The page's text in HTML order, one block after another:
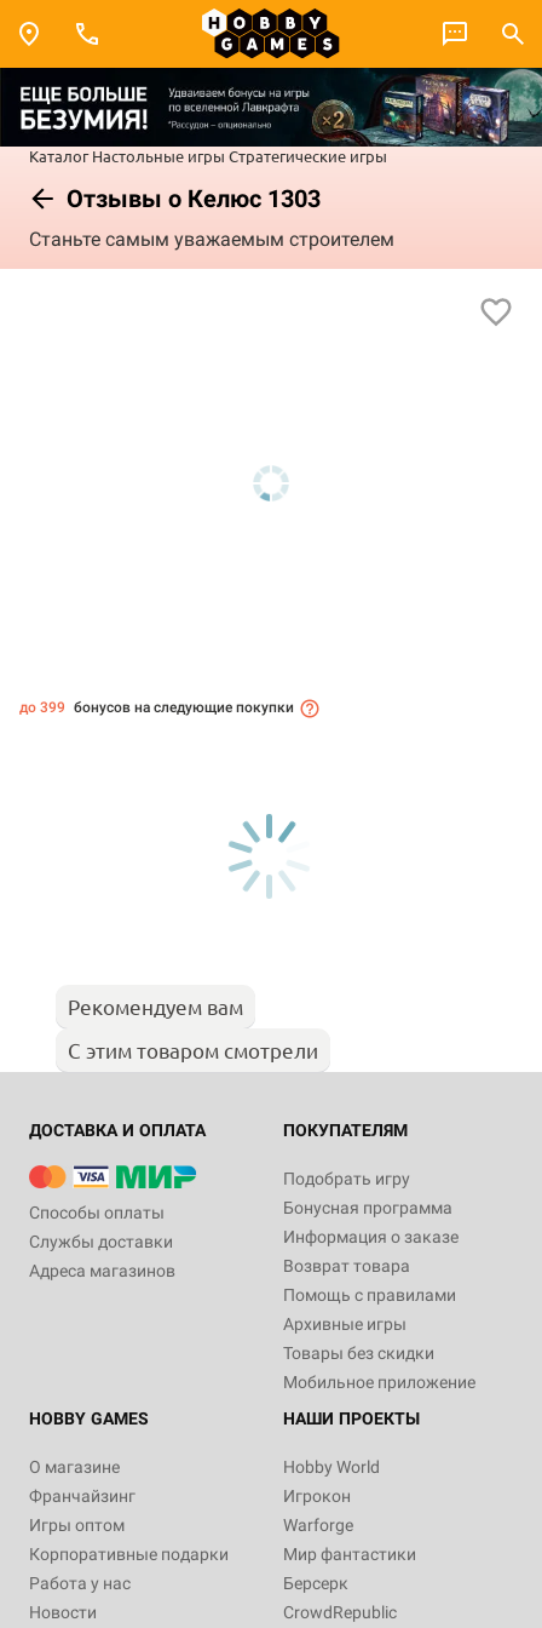
Каталог Настольные игры Стратегические игры
Отзывы о Келюс 1303
Станьте самым уважаемым строителем
до 399 бонусов на следующие покупки
Рекомендуем вам
С этим товаром смотрели
ДОСТАВКА И ОПЛАТА
Способы оплаты
Службы доставки
Адреса магазинов
ПОКУПАТЕЛЯМ
Подобрать игру
Бонусная программа
Информация о заказе
Возврат товара
Помощь с правилами
Архивные игры
Товары без скидки
Мобильное приложение
HOBBY GAMES
О магазине
Франчайзинг
Игры оптом
Корпоративные подарки
Работа у нас
Новости
НАШИ ПРОЕКТЫ
Hobby World
Игрокон
Warforge
Мир фантастики
Берсерк
CrowdRepublic